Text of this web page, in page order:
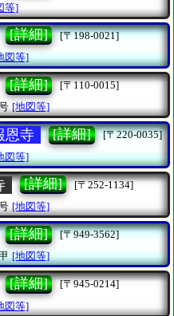
等]
[詳細]
[〒198-0021]
図等]
[詳細]
[〒110-0015]
[地図等]
恩寺 [詳細]
[〒220-0035]
図等]
[詳細]
[〒252-1134]
[地図等]
[詳細]
[〒949-3562]
[地図等]
[詳細]
[〒945-0214]
図等]